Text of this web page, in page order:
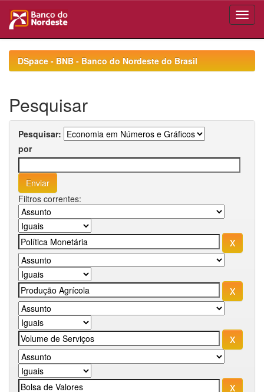
navigationDSpace - BNB - Banco do Nordeste do Brasil
Pesquisar
Pesquisar:
por
Filtros correntes: